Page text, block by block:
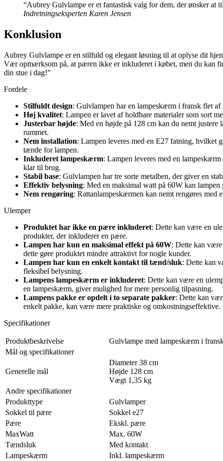
“Aubrey Gulvlampe er et fantastisk valg for dem, der ønsker at
Indretningseksperten Karen Jensen
Konklusion
Aubrey Gulvlampe er en stilfuld og elegant løsning til at oplyse dit
Vær opmærksom på, at pæren ikke er inkluderet i købet, men du kan
din stue i dag!”
Fordele
Stilfuldt design: Gulvlampen har en lampeskærm i fransk flet af
Høj kvalitet: Lampen er lavet af holdbare materialer som sort
Justerbar højde: Med en højde på 128 cm kan du nemt
rummet.
Nem installation: Lampen leveres med en E27 fatning, hvilket
tænde for lampen.
Inkluderet lampeskærm: Lampen leveres med en
klar til brug.
Stabil base: Gulvlampen har tre sorte metalben, der giver en
Effektiv belysning: Med en maksimal watt på 60W kan
Nem rengøring: Rattanlampeskærmen kan nemt rengøres
Ulemper
Produktet har ikke en pære inkluderet: Dette kan være en
produkter, der inkluderer en pære.
Lampen har kun en maksimal effekt på 60W: Dette kan
dette gøre produktet mindre attraktivt for nogle kunder.
Lampen har kun en enkelt kontakt til tænd/sluk: Dette kan
fleksibel belysning.
Lampens lampeskærm er inkluderet: Dette kan være en
en lampeskærm, giver mulighed for mere personlig tilpasning.
Lampens pakke er opdelt i to separate pakker: Dette kan
enkelt pakke, kan være mere praktiske og omkostningseffektive.
Specifikationer
Produktbeskrivelse
Gulvlampe med lampeskærm i
Mål og specifikationer
Generelle mål
Diameter 38 cm
Højde 128 cm
Vægt 1,35 kg
Andre specifikationer
Produkttype
Gulvlamper
Sokkel til pære
Sokkel e27
Pære
Ekskl. pære
MaxWatt
Max. 60W
Tændsluk
Med kontakt
Lampeskærm
Inkl. lampeskærm